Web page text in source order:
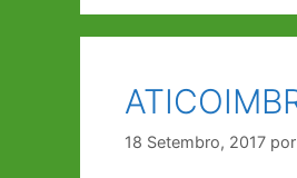
18 Setembro, 2017 por